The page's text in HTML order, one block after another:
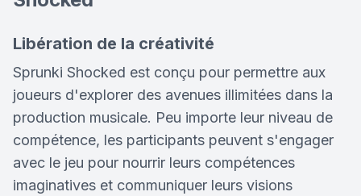
Libération de la créativité
Sprunki Shocked est conçu pour permettre aux
joueurs d'explorer des avenues illimitées dans la
production musicale. Peu importe leur niveau de
compétence, les participants peuvent s'engager
avec le jeu pour nourrir leurs compétences
imaginatives et communiquer leurs visions